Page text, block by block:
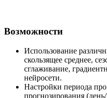
Возможности
Использование
скользящее среднее,
сглаживание,
нейросети.
Настройки периода
прогнозирования